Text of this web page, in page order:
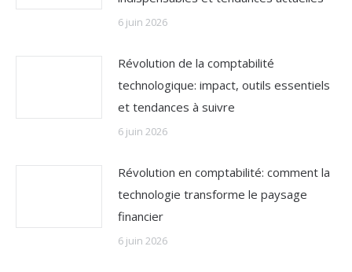
6 juin 2026
Révolution de la comptabilité
technologique: impact, outils essentiels
et tendances à suivre
6 juin 2026
Révolution en comptabilité: comment la
technologie transforme le paysage
financier
6 juin 2026